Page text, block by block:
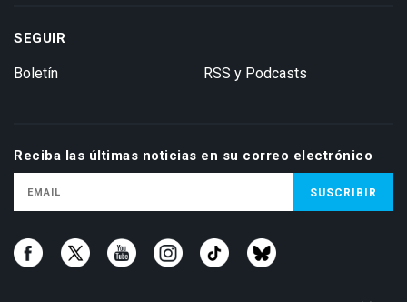
SEGUIR
Boletín RSS y Podcasts
Reciba las últimas noticias en su correo electrónico